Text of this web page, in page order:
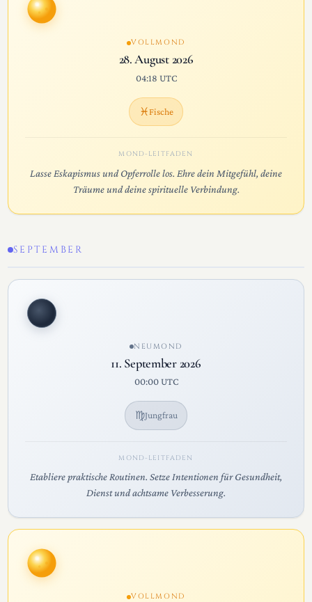
VOLLMOND
28. August 2026
04:18 UTC
♓Fische
MOND-LEITFADEN
Lasse Eskapismus und Opferrolle los. Ehre dein Mitgefühl, deine
Träume und deine spirituelle Verbindung.
SEPTEMBER
NEUMOND
11. September 2026
00:00 UTC
♍Jungfrau
MOND-LEITFADEN
Etabliere praktische Routinen. Setze Intentionen für Gesundheit,
Dienst und achtsame Verbesserung.
VOLLMOND